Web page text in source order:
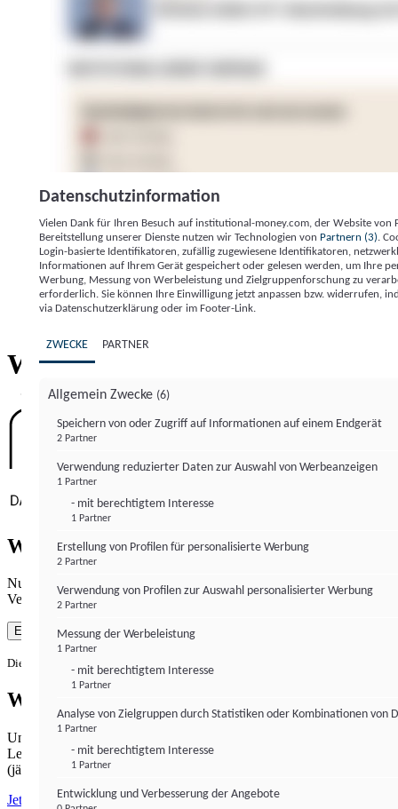
Institutional Money
ImpressumDatenschutzerklärung
Willkommen bei
Wie gewohnt mit Werbung lesen
Nutzen Sie institutional-money.com mit Ihrer Zustimmung zur
Verwendung von Cookies für Webanalyse und Werbemaßnahmen.
Einverstanden
Die Zustimmung ist jederzeit widerrufbar.
Werbefrei lesen
Unabhängiger Journalismus hat seinen Preis.
Lesen Sie institutional-money.com PUR für 33,99€ pro Monat
(jährliche Abrechnung).
Jetzt abonnieren
Datenschutzinformation
Vielen Dank für Ihren Besuch auf institutional-money.com, der Website von
Bereitstellung unserer Dienste nutzen wir Technologien von Partnern (3) .
Login-basierte Identifikatoren, zufällig zugewiesene Identifikatoren,
Informationen auf Ihrem Gerät gespeichert oder gelesen werden, um Ihre
Werbung, Messung von Werbeleistung und Zielgruppenforschung zu
erforderlich. Sie können Ihre Einwilligung jetzt anpassen bzw. widerrufen,
via Datenschutzerklärung oder im Footer-Link.
ZWECKE PARTNER
Allgemein Zwecke (6)
Speichern von oder Zugriff auf Informationen auf einem Endgerät
2 Partner
Verwendung reduzierter Daten zur Auswahl von Werbeanzeigen
1 Partner
- mit berechtigtem Interesse
1 Partner
Erstellung von Profilen für personalisierte Werbung
2 Partner
Verwendung von Profilen zur Auswahl personalisierter Werbung
2 Partner
Messung der Werbeleistung
1 Partner
- mit berechtigtem Interesse
1 Partner
Analyse von Zielgruppen durch Statistiken oder Kombinationen von
1 Partner
- mit berechtigtem Interesse
1 Partner
Entwicklung und Verbesserung der Angebote